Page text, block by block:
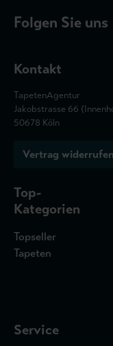
Folgen Sie uns
Kontakt
TapetenAgentur
Jakobstrasse 66
50678 Köln
Vertrag widerrufen
Top-
Kategorien
Topseller
Tapeten
Service